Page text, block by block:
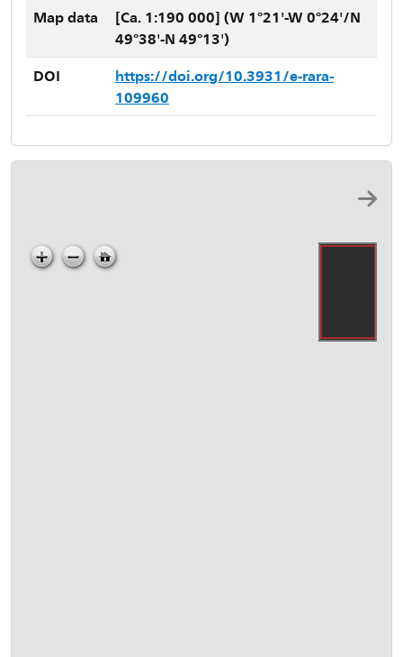
Map data
[Ca. 1:190 000] (W 1°21'-W 0°24'/N
49°38'-N 49°13')
DOI
https://doi.org/10.3931/e-rara-
109960